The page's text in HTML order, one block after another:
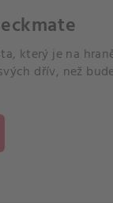
který je na
dřív, než